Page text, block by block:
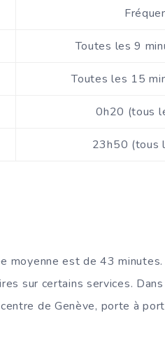
Toutes les 9
Toutes les 15
0h20 (tous
23h50 (tous
est de 43 minutes.
sur certains services.
de Genève, porte à